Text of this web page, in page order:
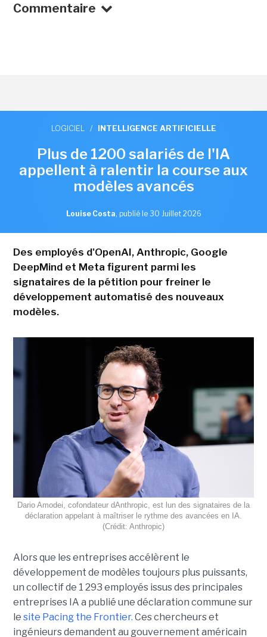
Commentaire
LOGICIEL / INTELLIGENCE ARTIFICIELLE
Plus de 1200 salariés de l'IA
appellent à ralentir la course aux
modèles avancés
Louise Costa, publié le 30 Juillet 2026
Des employés d'OpenAI, Anthropic, Google
DeepMind et Meta figurent parmi les
signataires de la pétition pour freiner le
développement automatisé des nouveaux
modèles.
Dario Amodei, cofondateur dAnthropic, est lun des signataires de la
déclaration appelant à maîtriser le rythme des avancées en IA.
(Crédit: Anthropic)
Alors que les entreprises accélèrent le
développement de modèles toujours plus puissants,
un collectif de 1 293 employés issus des principales
entreprises IA a publié une déclaration commune sur
le site Pacing the Frontier. Ces chercheurs et
ingénieurs demandent au gouvernement américain